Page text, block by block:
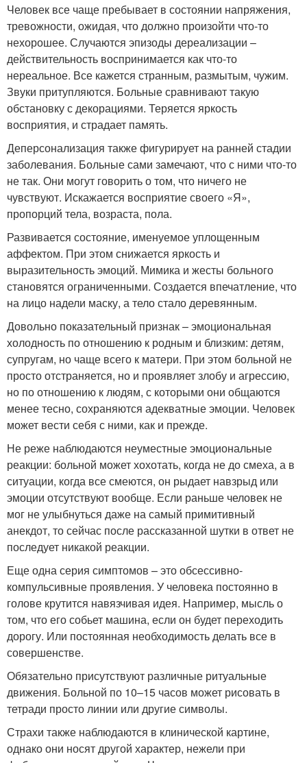
Человек все чаще пребывает в состоянии напряжения,
тревожности, ожидая, что должно произойти что-то
нехорошее. Случаются эпизоды дереализации –
действительность воспринимается как что-то
нереальное. Все кажется странным, размытым, чужим.
Звуки притупляются. Больные сравнивают такую
обстановку с декорациями. Теряется яркость
восприятия, и страдает память.
Деперсонализация также фигурирует на ранней стадии
заболевания. Больные сами замечают, что с ними что-то
не так. Они могут говорить о том, что ничего не
чувствуют. Искажается восприятие своего «Я»,
пропорций тела, возраста, пола.
Развивается состояние, именуемое уплощенным
аффектом. При этом снижается яркость и
выразительность эмоций. Мимика и жесты больного
становятся ограниченными. Создается впечатление, что
на лицо надели маску, а тело стало деревянным.
Довольно показательный признак – эмоциональная
холодность по отношению к родным и близким: детям,
супругам, но чаще всего к матери. При этом больной не
просто отстраняется, но и проявляет злобу и агрессию,
но по отношению к людям, с которыми они общаются
менее тесно, сохраняются адекватные эмоции. Человек
может вести себя с ними, как и прежде.
Не реже наблюдаются неуместные эмоциональные
реакции: больной может хохотать, когда не до смеха, а в
ситуации, когда все смеются, он рыдает навзрыд или
эмоции отсутствуют вообще. Если раньше человек не
мог не улыбнуться даже на самый примитивный
анекдот, то сейчас после рассказанной шутки в ответ не
последует никакой реакции.
Еще одна серия симптомов – это обсессивно-
компульсивные проявления. У человека постоянно в
голове крутится навязчивая идея. Например, мысль о
том, что его собьет машина, если он будет переходить
дорогу. Или постоянная необходимость делать все в
совершенстве.
Обязательно присутствуют различные ритуальные
движения. Больной по 10–15 часов может рисовать в
тетради просто линии или другие символы.
Страхи также наблюдаются в клинической картине,
однако они носят другой характер, нежели при